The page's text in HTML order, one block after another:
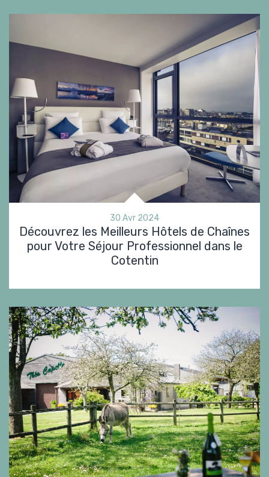
30 Avr 2024
Découvrez les Meilleurs Hôtels de Chaînes
pour Votre Séjour Professionnel dans le
Cotentin